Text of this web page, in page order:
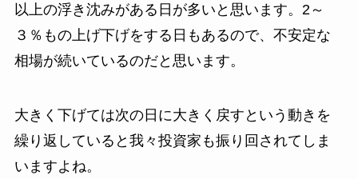
以上の浮き沈みがある日が多いと思います。2～
３％もの上げ下げをする日もあるので、不安定な
相場が続いているのだと思います。
大きく下げては次の日に大きく戻すという動きを
繰り返していると我々投資家も振り回されてしま
いますよね。